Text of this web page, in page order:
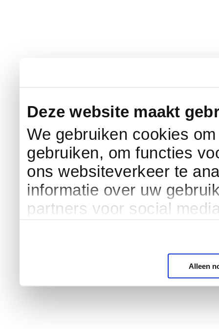
Deze website maakt
We gebruiken cookies
gebruiken, om functies
ons websiteverkeer te
informatie over uw
partners voor social
Alleen